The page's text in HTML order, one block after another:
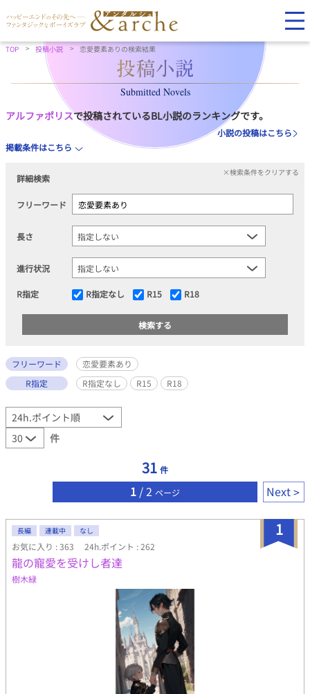
TOP 投稿小説 恋愛要素ありの検索結果
Submitted Novels
アルファポリスで投稿されているBL小説のランキングです。
小説の投稿はこちら
掲載条件はこちら
詳細検索
×検索条件をクリアする
フリーワード
長さ
進行状況
R指定 R指定なし R15 R18
フリーワード
恋愛要素あり
R指定
R指定なし R15 R18
件
31 件
1 / 2 ページ Next
1
長編 連載中 なし
お気に入り : 363 24h.ポイント : 262
龍の寵愛を受けし者達
樹木緑